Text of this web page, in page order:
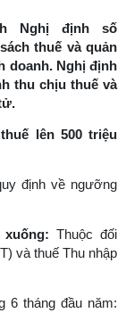
Nghị định số
thuế và quản
doanh. Nghị định
thu chịu thuế và
lên 500 triệu
định về ngưỡng
Thuộc đối
và thuế Thu nhập
6 tháng đầu năm: